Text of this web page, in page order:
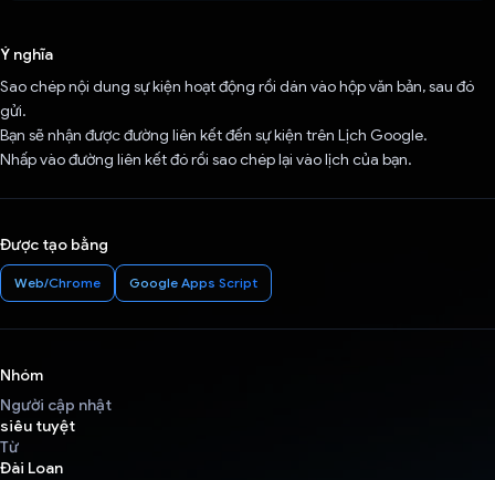
Ý nghĩa
Sao chép nội dung sự kiện hoạt động rồi dán vào hộp văn bản, sau đó
gửi.
Bạn sẽ nhận được đường liên kết đến sự kiện trên Lịch Google.
Nhấp vào đường liên kết đó rồi sao chép lại vào lịch của bạn.
Được tạo bằng
Web/Chrome Google Apps Script
Nhóm
Người cập nhật
siêu tuyệt
Từ
Đài Loan